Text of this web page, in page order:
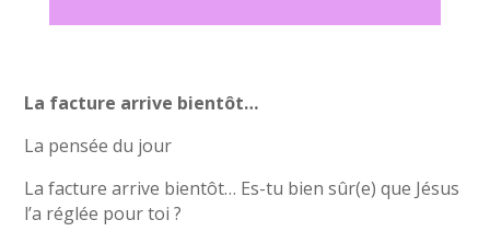
La facture arrive bientôt…
La pensée du jour
La facture arrive bientôt… Es-tu bien sûr(e) que Jésus
l’a réglée pour toi ?